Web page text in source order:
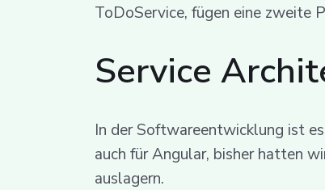
ToDoService, fügen eine zweite
Service
In der Softwareentwicklung ist
auch für Angular, bisher hatten
auslagern.